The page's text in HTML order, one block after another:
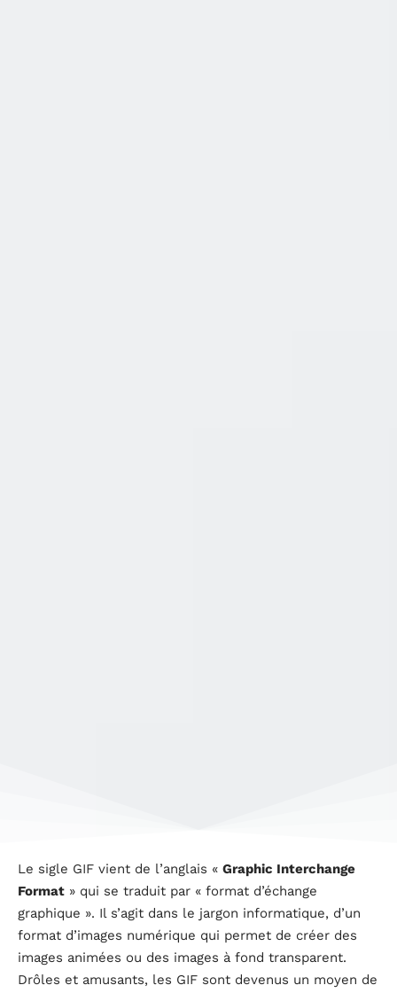
Le sigle GIF vient de l’anglais « Graphic Interchange
Format » qui se traduit par « format d’échange
graphique ». Il s’agit dans le jargon informatique, d’un
format d’images numérique qui permet de créer des
images animées ou des images à fond transparent.
Drôles et amusants, les GIF sont devenus un moyen de